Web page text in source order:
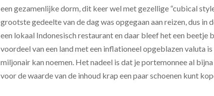
een gezamenlijke dorm, dit keer wel met gezellige “cubical
grootste gedeelte van de dag was opgegaan aan reizen, dus in
een lokaal Indonesisch restaurant en daar bleef het een beetje
voordeel van een land met een inflationeel opgeblazen valuta is
miljonair kan noemen. Het nadeel is dat je portemonnee al
voor de waarde van de inhoud krap een paar schoenen kunt